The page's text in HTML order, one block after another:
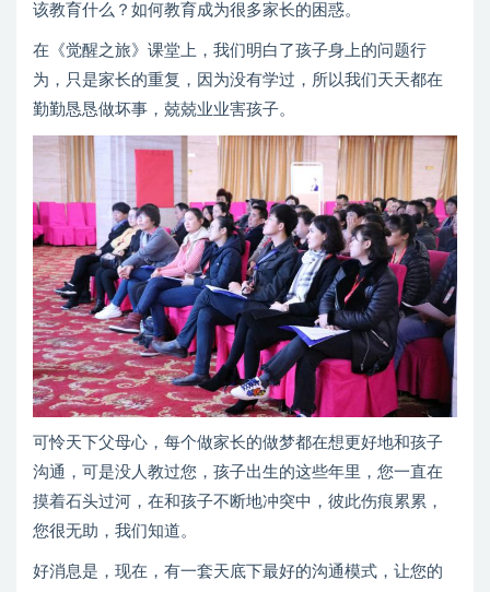
该教育什么？如何教育成为很多家长的困惑。
在《觉醒之旅》课堂上，我们明白了孩子身上的问题行
为，只是家长的重复，因为没有学过，所以我们天天都在
勤勤恳恳做坏事，兢兢业业害孩子。
可怜天下父母心，每个做家长的做梦都在想更好地和孩子
沟通，可是没人教过您，孩子出生的这些年里，您一直在
摸着石头过河，在和孩子不断地冲突中，彼此伤痕累累，
您很无助，我们知道。
好消息是，现在，有一套天底下最好的沟通模式，让您的